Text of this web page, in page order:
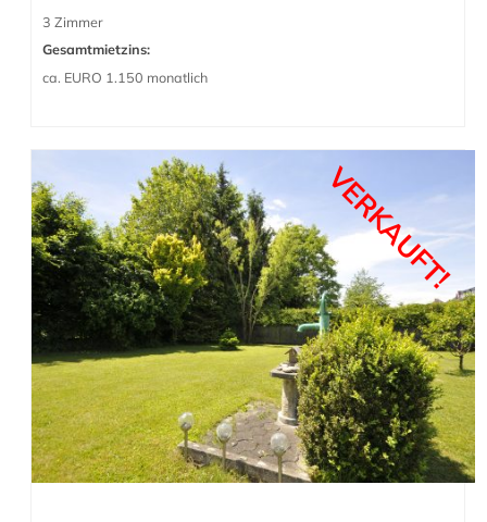
3 Zimmer
Gesamtmietzins:
ca. EURO 1.150 monatlich
VERKAUFT!